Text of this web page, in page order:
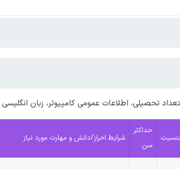
تحصیلی، اطلاعات عمومی کامپیوتر، زبان انگلیسی
حداکثر
سن
شرایط احراز/دانش و مهارت مورد نیاز